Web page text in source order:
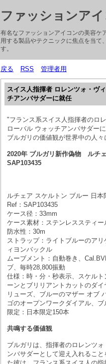
ファッションア
有名なファッションアイコンの美容ケ
用する製品やテクニックに焦点を当て
す。
戻る RSS 管理者用
スイス人指揮者 ロレンツォ・ヴ
チアンバサダーに就任
"フランス系スイス人指揮者のロ
ローバル ウォッチアンバサダー
ブルガリの価値観が世界中の人々
2020年 ブルガリ新作偽物 ルチ
SAP103435
ルチェア スケルトン ブルー 日本
Ref：SAP103435
ケース径：33mm
ケース素材：ステンレススティー
防水性：30m
ストラップ：ライトブルーのア
ィヨンバックル
ムーブメント：自動巻き、
ブ、毎時28,800振動
仕様：時・分・秒表示、スケル
ーンとブリリアントカットのダ
リューズ、ブルーのマザー オブ
ゴのオープンワークダイアル、
限定：日本限定150本
共鳴する価値観
ブルガリは、指揮者のロレンツ
ンバサダーとして迎え入れるこ